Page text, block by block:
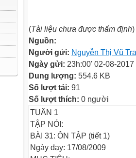
(Tài liệu chưa được thẩm định)
Nguồn:
Người gửi: Nguyễn Thị Vũ
Ngày gửi: 23h:00' 02-08-2017
Dung lượng: 554.6 KB
Số lượt tải: 91
Số lượt thích: 0 người
TUẦN 1
TẬP NÓI:
BÀI 31: ÔN TẬP (tiết 1)
Ngày dạy: 17/08/2009